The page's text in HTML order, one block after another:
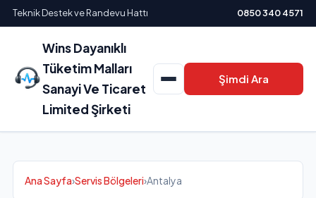
Teknik Destek ve Randevu Hattı 0850 340 4571
Wins Dayanıklı
Tüketim Malları
Sanayi Ve Ticaret
Limited Şirketi
Şimdi Ara
Ana Sayfa›Servis Bölgeleri›Antalya